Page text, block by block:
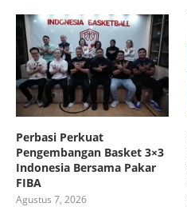
Perbasi Perkuat
Pengembangan Basket 3×3
Indonesia Bersama Pakar
FIBA
Agustus 7, 2026